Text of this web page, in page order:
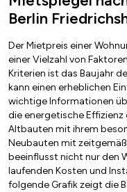
Berlin
Der Mietpreis einer
einer Vielzahl von
Kriterien ist das Baujahr
kann einen erheblichen
wichtige Informationen
die energetische
Altbauten mit ihrem
Neubauten mit
beeinflusst nicht nur den
laufenden Kosten und
folgende Grafik zeigt die